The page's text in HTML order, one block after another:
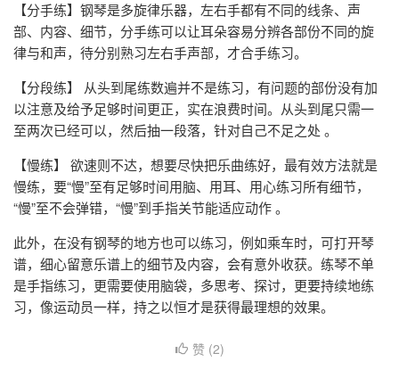
【分手练】钢琴是多旋律乐器，左右手都有不同的线条、声
部、内容、细节，分手练可以让耳朵容易分辨各部份不同的旋
律与和声，待分别熟习左右手声部，才合手练习。
【分段练】 从头到尾练数遍并不是练习，有问题的部份没有加
以注意及给予足够时间更正，实在浪费时间。从头到尾只需一
至两次已经可以，然后抽一段落，针对自己不足之处 。
【慢练】 欲速则不达，想要尽快把乐曲练好，最有效方法就是
慢练，要“慢”至有足够时间用脑、用耳、用心练习所有细节，
“慢”至不会弹错，“慢”到手指关节能适应动作 。
此外，在没有钢琴的地方也可以练习，例如乘车时，可打开琴
谱，细心留意乐谱上的细节及内容，会有意外收获。练琴不单
是手指练习，更需要使用脑袋，多思考、探讨，更要持续地练
习，像运动员一样，持之以恒才是获得最理想的效果。
赞 (2)